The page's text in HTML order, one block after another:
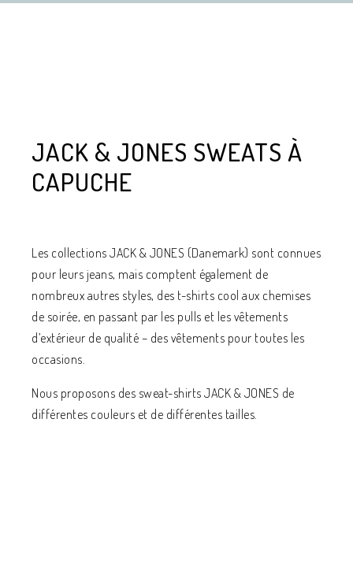
JACK & JONES SWEATS À
CAPUCHE
Les collections JACK & JONES (Danemark) sont connues
pour leurs jeans, mais comptent également de
nombreux autres styles, des t-shirts cool aux chemises
de soirée, en passant par les pulls et les vêtements
d’extérieur de qualité – des vêtements pour toutes les
occasions.
Nous proposons des sweat-shirts JACK & JONES de
différentes couleurs et de différentes tailles.